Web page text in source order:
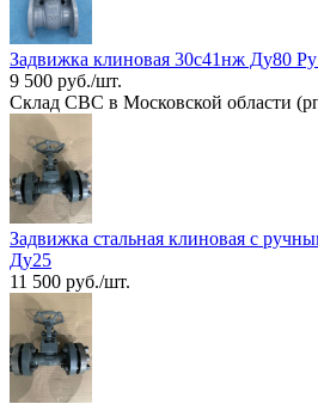
Задвижка клиновая 30с41нж Ду80
9 500 руб./шт.
Склад СВС в Московской области
Задвижка стальная клиновая с
Ду25
11 500 руб./шт.